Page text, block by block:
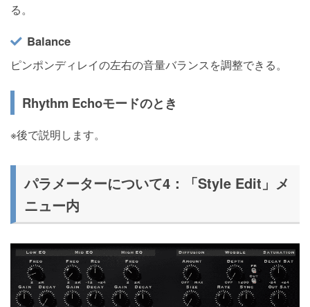
る。
Balance
ピンポンディレイの左右の音量バランスを調整できる。
Rhythm Echoモードのとき
※後で説明します。
パラメーターについて4：「Style Edit」メ
ニュー内